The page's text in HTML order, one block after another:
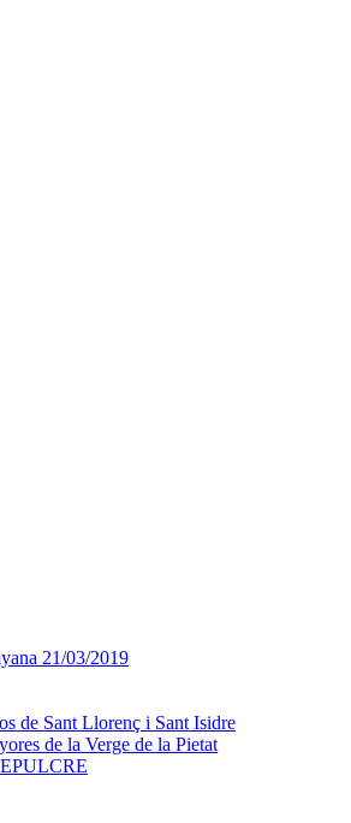
21/03/2019
de Sant Llorenç i Sant Isidre
de la Verge de la Pietat